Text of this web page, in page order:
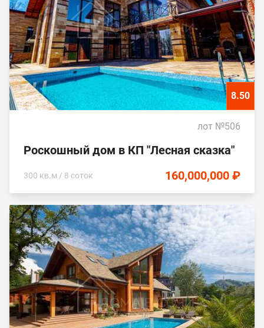
8.50
лот №506
Pоcкoшный дoм в КП "Лесная сказка"
300 кв.м / 8 соток 160,000,000 ₽